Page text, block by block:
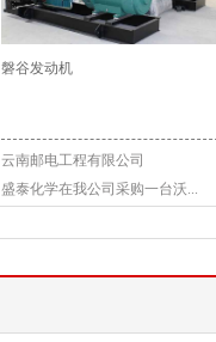
磐谷发动机
云南邮电工程有限公司
盛泰化学在我公司采购一台沃...
四川会东大梁矿业有限公司在...